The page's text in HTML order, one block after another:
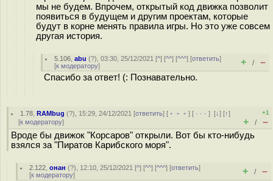
мы не будем. Впрочем, открытый код движка позволит
появиться в будущем и другим проектам, которые
будут в корне менять правила игры. Но это уже совсем
другая история.
5.106 ,abu (?), 03:30, 25/12/2021 [^] [^^] [^^^] [ответить]
[к модератору] + / –
Спасибо за ответ! (: Познавательно.
1.78 ,RAMbug (?), 15:29, 24/12/2021 [ответить] [ ﹢﹢﹢] [ · · ·][↓] [↑]
[к модератору]
+1
+ / –
Вроде бы движок "Корсаров" открыли. Вот бы кто-нибудь
взялся за "Пиратов Карибского моря".
2.122 ,онан (?), 12:10, 25/12/2021 [^] [^^] [^^^] [ответить]
[к модератору] + / –